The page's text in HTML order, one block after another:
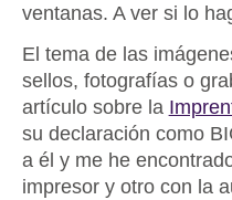
ventanas. A ver si lo
El tema de las
sellos, fotografías o
artículo sobre la
su declaración como
a él y me he
impresor y otro con la